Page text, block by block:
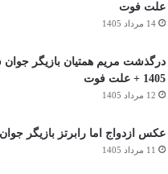
علت فوت
14 مرداد 1405
1405 + علت فوت
12 مرداد 1405
عکس ازدواج اما رابرتز بازیگر
11 مرداد 1405